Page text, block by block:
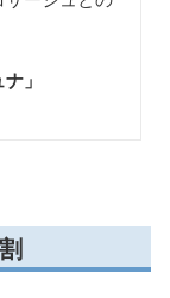
ナ 」